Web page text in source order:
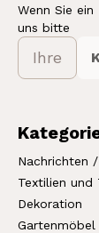
Wenn Sie
uns bitte
Nachrichten
Textilien und
Dekoration
Gartenmöbel